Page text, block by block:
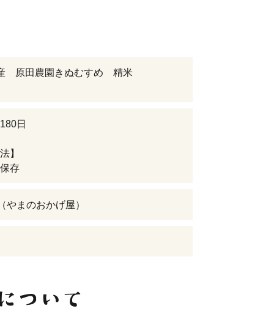
原田農園きぬむすめ 精米
日
】
存
やまのおかげ屋）